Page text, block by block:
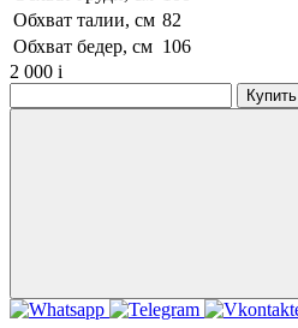
Обхват талии, см 82
Обхват бедер, см 106
2 000 i
Купить